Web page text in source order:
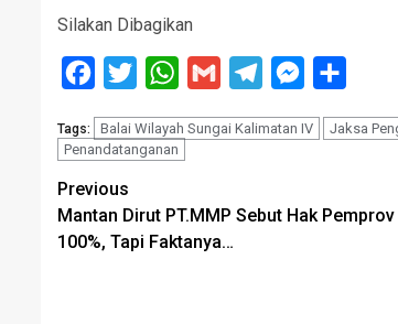
Silakan Dibagikan
Facebook
Twitter WhatsApp
Gmail TelegramMessenger
Tags: Balai Wilayah Sungai Kalimatan IV Jaksa
Penandatanganan
Post
navigation
Previous
Mantan Dirut PT.MMP Sebut Hak
100%, Tapi Faktanya…